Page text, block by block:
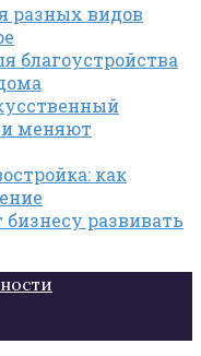
разных видов
благоустройства
меняют
как
развивать